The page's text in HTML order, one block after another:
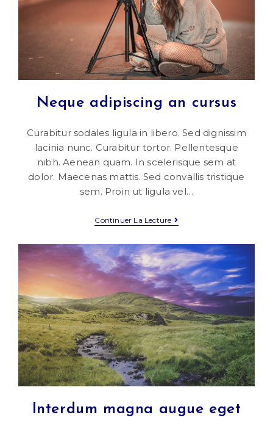
Neque adipiscing an cursus
Curabitur sodales ligula in libero. Sed dignissim
lacinia nunc. Curabitur tortor. Pellentesque
nibh. Aenean quam. In scelerisque sem at
dolor. Maecenas mattis. Sed convallis tristique
sem. Proin ut ligula vel…
Continuer La LectureNeque
Cursus
Interdum magna augue eget